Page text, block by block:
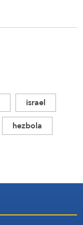
israel
hezbola